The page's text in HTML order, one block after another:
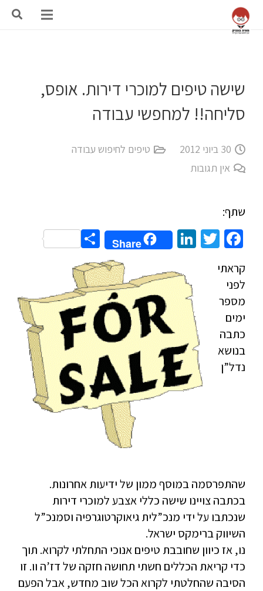
שישה טיפים למוכרי דירות. אופס,
סליחה!! למחפשי עבודה
30 ביוני 2012
טיפים לחיפוש עבודה
אין תגובות
שתף:
Facebook
Twitter
LinkedIn
Share
Share
קראתי
לפני
מספר
ימים
כתבה
בנושא
נדל”ן
שהתפרסמה במוסף ממון של ידיעות אחרונות.
בכתבה צויינו שישה כללי אצבע למוכרי דירות
שנכתבו על ידי מנכ”לית גיאוקרטוגרפיה וסמנכ”ל
השיווק ברימקס ישראל.
נו, אז כיוון שחובבת טיפים אנוכי התחלתי לקרוא. תוך
כדי קריאת הכללים חשתי תחושה חזקה של דז’ה וו. זו
הסיבה שהחלטתי לקרוא הכל שוב מחדש, אבל הפעם